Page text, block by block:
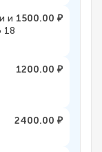
и
18
1500.00 ₽
1200.00 ₽
2400.00 ₽